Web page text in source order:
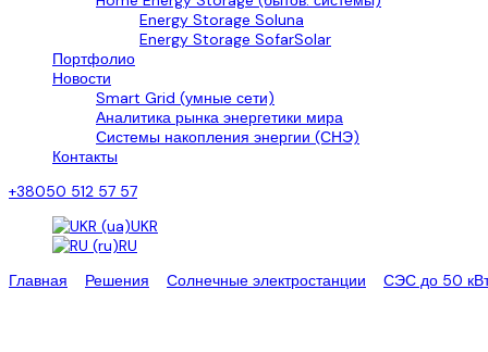
Energy Storage Soluna
Energy Storage SofarSolar
Портфолио
Новости
Smart Grid (умные сети)
Аналитика рынка энергетики мира
Системы накопления энергии (СНЭ)
Контакты
+38050 512 57 57
UKR
RU
Главная
Решения Солнечные электростанции СЭС до 50